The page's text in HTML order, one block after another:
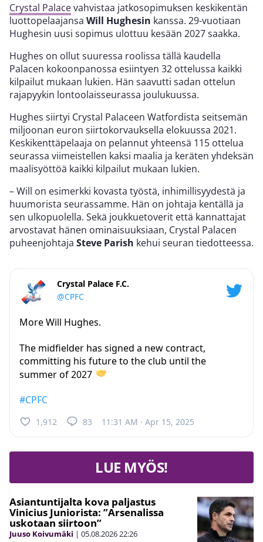
Crystal Palacevahvistaa jatkosopimuksen keskikentän
luottopelaajansa Will Hughesin kanssa. 29-vuotiaan
Hughesin uusi sopimus ulottuu kesään 2027 saakka.
Hughes on ollut suuressa roolissa tällä kaudella
Palacen kokoonpanossa esiintyen 32 ottelussa kaikki
kilpailut mukaan lukien. Hän saavutti sadan ottelun
rajapyykin lontoolaisseurassa joulukuussa.
Hughes siirtyi Crystal Palaceen Watfordista seitsemän
miljoonan euron siirtokorvauksella elokuussa 2021.
Keskikenttäpelaaja on pelannut yhteensä 115 ottelua
seurassa viimeistellen kaksi maalia ja keräten yhdeksän
maalisyöttöä kaikki kilpailut mukaan lukien.
– Will on esimerkki kovasta työstä, inhimillisyydestä ja
huumorista seurassamme. Hän on johtaja kentällä ja
sen ulkopuolella. Sekä joukkuetoverit että kannattajat
arvostavat hänen ominaisuuksiaan, Crystal Palacen
puheenjohtaja Steve Parish kehui seuran tiedotteessa.
Crystal Palace F.C.
@CPFC
More Will Hughes.
The midfielder has signed a new contract,
committing his future to the club until the
summer of 2027
#CPFC
1,912 83 11:31 AM · Apr 15, 2025
LUE MYÖS!
Asiantuntijalta kova paljastus
Vinicius Juniorista: ”Arsenalissa
uskotaan siirtoon”
Juuso Koivumäki | 05.08.202622:26